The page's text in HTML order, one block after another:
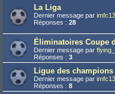
La Liga
Dernier message par
Réponses : 28
Éliminatoires Coupe
Dernier message par
Réponses : 3
Ligue des champions
Dernier message par
Réponses : 8